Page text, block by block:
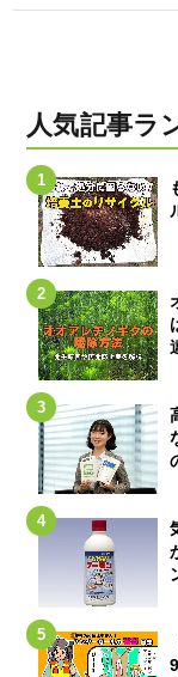
人気記事ラ